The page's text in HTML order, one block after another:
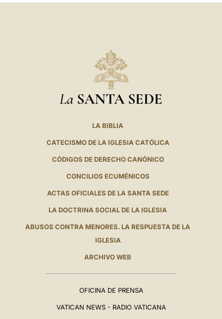
La SANTA SEDE
LA BIBLIA
CATECISMO DE LA IGLESIA CATÓLICA
CÓDIGOS DE DERECHO CANÓNICO
CONCILIOS ECUMÉNICOS
ACTAS OFICIALES DE LA SANTA SEDE
LA DOCTRINA SOCIAL DE LA IGLESIA
ABUSOS CONTRA MENORES. LA RESPUESTA DE LA
IGLESIA
ARCHIVO WEB
OFICINA DE PRENSA
VATICAN NEWS - RADIO VATICANA